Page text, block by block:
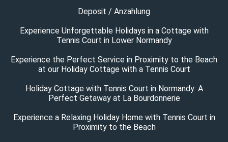
Deposit / Anzahlung
Experience Unforgettable Holidays in a Cottage with
Tennis Court in Lower Normandy
Experience the Perfect Service in Proximity to the Beach
at our Holiday Cottage with a Tennis Court
Holiday Cottage with Tennis Court in Normandy: A
Perfect Getaway at La Bourdonnerie
Experience a Relaxing Holiday Home with Tennis Court in
Proximity to the Beach